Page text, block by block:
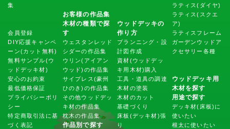
集
会員登録
DIY応援キャンペ
ーン(カット無料)
無料サンプル(ウ
ッドデッキ材)
安心のお約束
最低価格保証
プライバシーポリ
シー
特定商取引法に基
づく表記
お客様の作品集
木材の種類で探
す
ウェスタンレッド
シダーの作品集
ウリン(アイアン
ウッド)の作品集
サイプレス(豪州
ひのき)の作品集
その他ウッドデッ
キ材の作品集
枕木の作品集
作品別で探す
ウッドデッキの
作り方
プランニング・設
計図作成
資材(ウッドデッ
キ用木材)購入
工具・道具の調達
木材の塗装
木材のカット
基礎づくり
床板(デッキ材)張
り
ラティス(ダイヤ)
ラティス(スクエ
ア)
ラティスフレーム
ガーデンウッドア
クセサリー各種
ウッドデッキ用
木材を探す
用途で探す
デッキ材(床板)に
使いたい
根太に使いたい